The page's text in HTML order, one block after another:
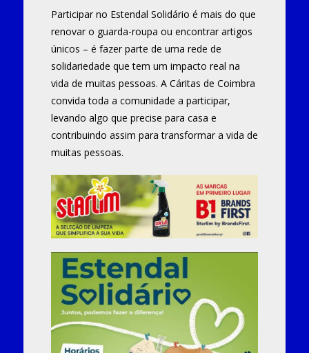
Participar no Estendal Solidário é mais do que
renovar o guarda-roupa ou encontrar artigos
únicos – é fazer parte de uma rede de
solidariedade que tem um impacto real na
vida de muitas pessoas. A Cáritas de Coimbra
convida toda a comunidade a participar,
levando algo que precise para casa e
contribuindo assim para transformar a vida de
muitas pessoas.